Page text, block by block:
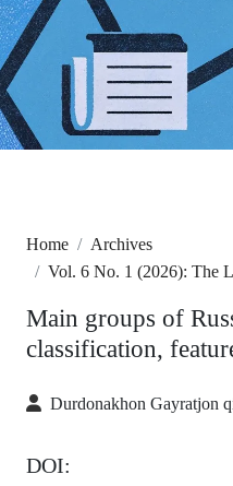
Home
Archives
Vol. 6 No. 1 (2026): The
Main groups of
classification,
Durdonakhon Gayratjon
DOI: